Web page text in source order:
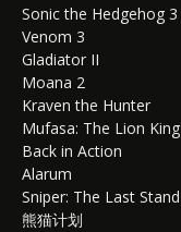
Sonic the Hedgehog 3
Venom 3
Gladiator II
Moana 2
Kraven the Hunter
Mufasa: The Lion King
Back in Action
Alarum
Sniper: The Last Stand
熊猫计划